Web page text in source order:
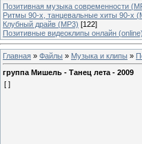
Позитивная музыка современности
Ритмы 90-х, танцевальные хиты 90-х
Клубный драйв (MP3) [122]
Позитивные видеоклипы онлайн (online)
Главная » Файлы » Музыка и клипы »
группа Мишель - Танец лета - 2009
[ ]